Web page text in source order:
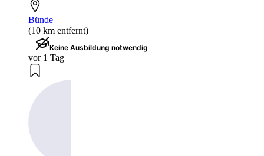
Bünde
(10 km entfernt)
Keine Ausbildung notwendig
vor 1 Tag